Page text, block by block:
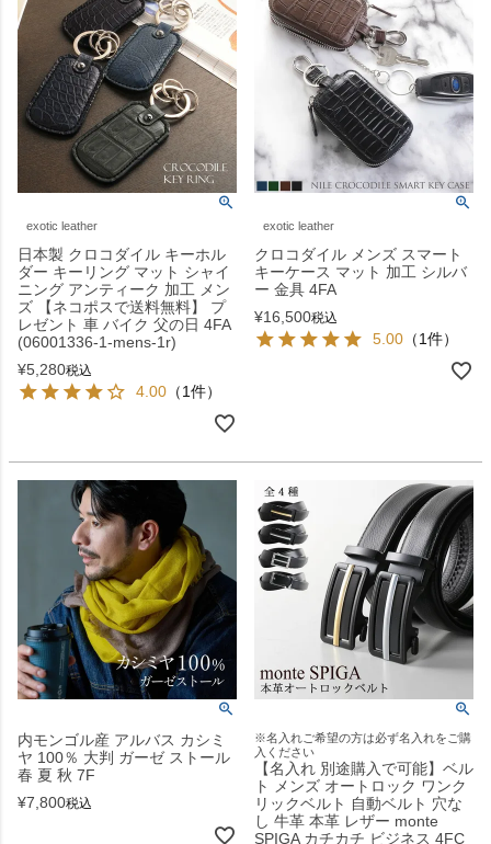
exotic leather
日本製 クロコダイル キーホル
ダー キーリング マット シャイ
ニング アンティーク 加工 メン
ズ 【ネコポスで送料無料】 プ
レゼント 車 バイク 父の日 4FA
(06001336-1-mens-1r)
¥5,280税込
4.00 （1件）
exotic leather
クロコダイル メンズ スマート
キーケース マット 加工 シルバ
ー 金具 4FA
¥16,500税込
5.00 （1件）
内モンゴル産 アルバス カシミ
ヤ 100％ 大判 ガーゼ ストール
春 夏 秋 7F
¥7,800税込
※名入れご希望の方は必ず名入れをご購
入ください
【名入れ 別途購入で可能】ベル
ト メンズ オートロック ワンク
リックベルト 自動ベルト 穴な
し 牛革 本革 レザー monte
SPIGA カチカチ ビジネス 4FC